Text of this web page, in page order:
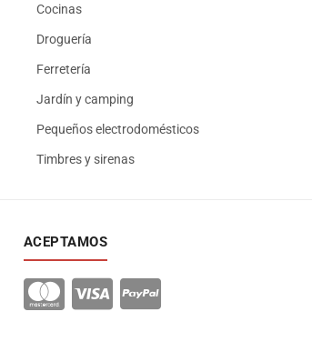
Cocinas
Droguería
Ferretería
Jardín y camping
Pequeños electrodomésticos
Timbres y sirenas
ACEPTAMOS